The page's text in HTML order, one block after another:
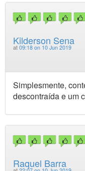
Kilderson Sena
at 09:18 on 10 Jun 2019
Simplesmente,
descontraída e um
Raquel Barra